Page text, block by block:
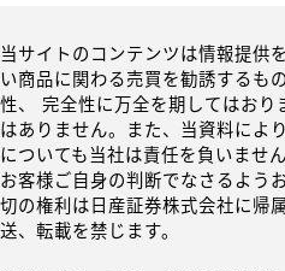
当サイトのコンテンツは情報提供
い商品に関わる売買を勧誘するも
性、 完全性に万全を期してはおり
はありません。また、当資料によ
についても当社は責任を負いませ
お客様ご自身の判断でなさるよう
切の権利は日産証券株式会社に帰
送、転載を禁じます。